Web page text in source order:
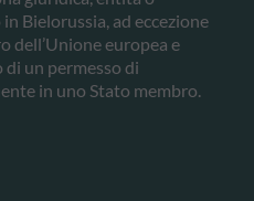
Bielorussia, ad eccezione
dell’Unione europea e
di un permesso di
in uno Stato membro.